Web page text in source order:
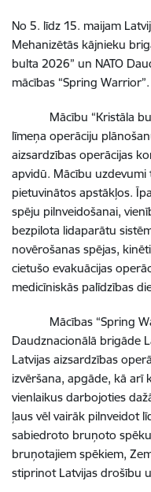
No 5. līdz 15. maijam
Mehanizētās kājnieku
bulta 2026” un NATO
mācības “Spring Warrior”.
Mācību “Kristāla
līmeņa operāciju
aizsardzības operācijas
apvidū. Mācību uzdevumi
pietuvinātos apstākļos.
spēju pilnveidošanai,
bezpilota lidaparātu
novērošanas spējas,
cietušo evakuācijas
medicīniskās palīdzības
Mācības “Spring
Daudznacionālā brigāde
Latvijas aizsardzības
izvēršana, apgāde, kā
vienlaikus darbojoties
ļaus vēl vairāk pilnveidot
sabiedroto bruņoto
bruņotajiem spēkiem,
stiprinot Latvijas drošību